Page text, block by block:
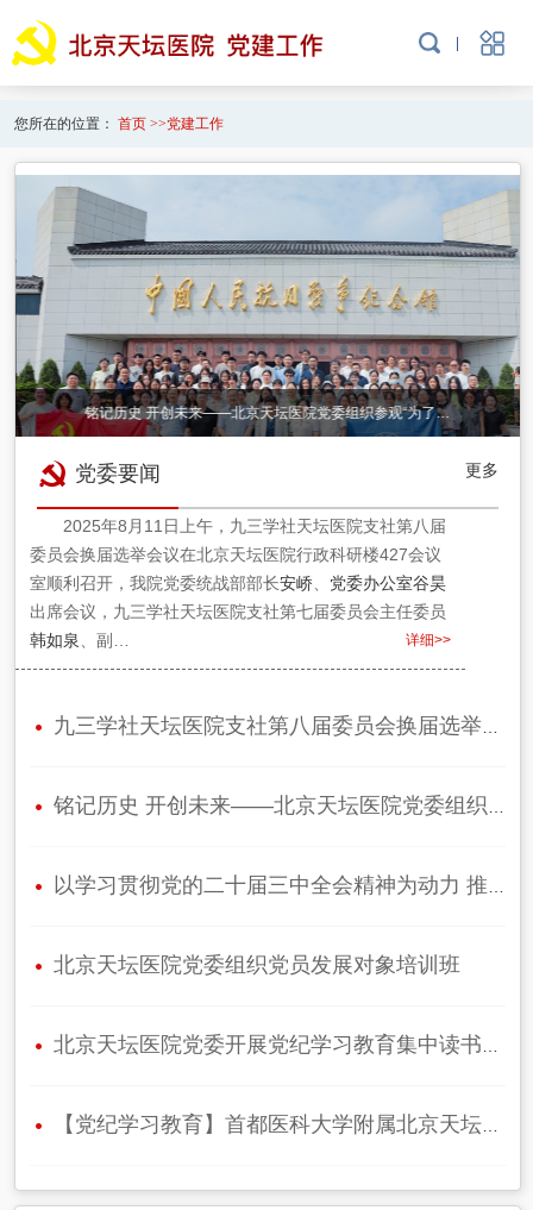
您所在的位置： 首页>>党建工作
铭记历史 开创未来——北京天坛医院党委组织参观“为了…
更多
党委要闻
2025年8月11日上午，九三学社天坛医院支社第八届
委员会换届选举会议在北京天坛医院行政科研楼427会议
室顺利召开，我院党委统战部部长安峤、 党委办公室谷昊
出席会议，九三学社天坛医院支社第七届委员会主任委员
韩如泉、副… 详细>>
九三学社天坛医院支社第八届委员会换届选举会议圆满完成
铭记历史 开创未来——北京天坛医院党委组织参观“为了民族解放与世界…
以学习贯彻党的二十届三中全会精神为动力 推动医院高质量发展取得新…
北京天坛医院党委组织党员发展对象培训班
北京天坛医院党委开展党纪学习教育集中读书学习
【党纪学习教育】首都医科大学附属北京天坛医院召开党（总）支部书记例…